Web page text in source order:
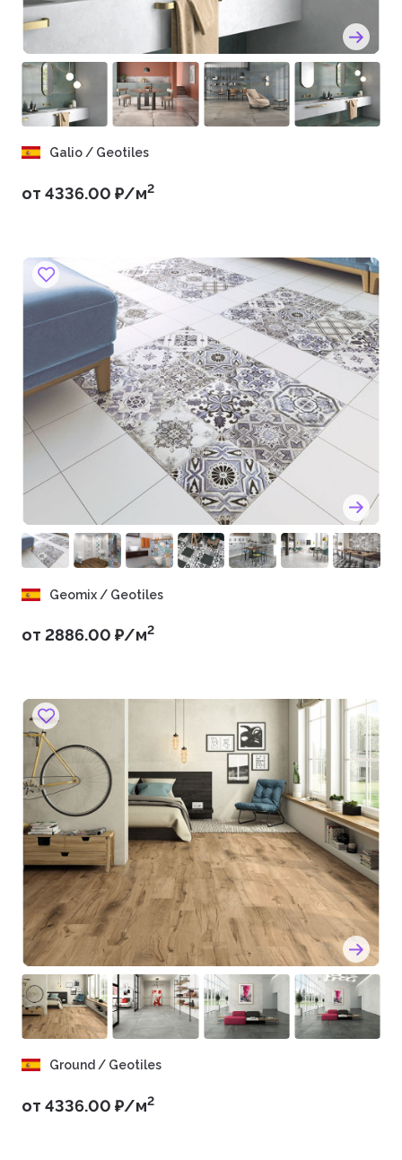
Galio / Geotiles
от 4336.00 ₽/м2
Geomix / Geotiles
от 2886.00 ₽/м2
Ground / Geotiles
от 4336.00 ₽/м2